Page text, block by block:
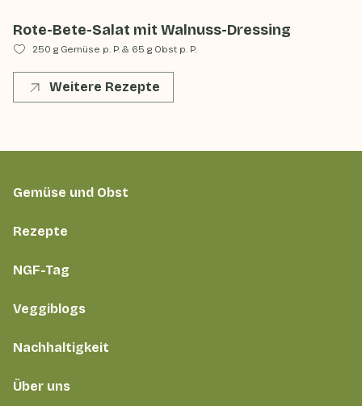
Rote-Bete-Salat mit Walnuss-Dressing
250 g Gemüse p. P. & 65 g Obst p. P.
Weitere Rezepte
Gemüse und Obst
Rezepte
NGF-Tag
Veggiblogs
Nachhaltigkeit
Über uns